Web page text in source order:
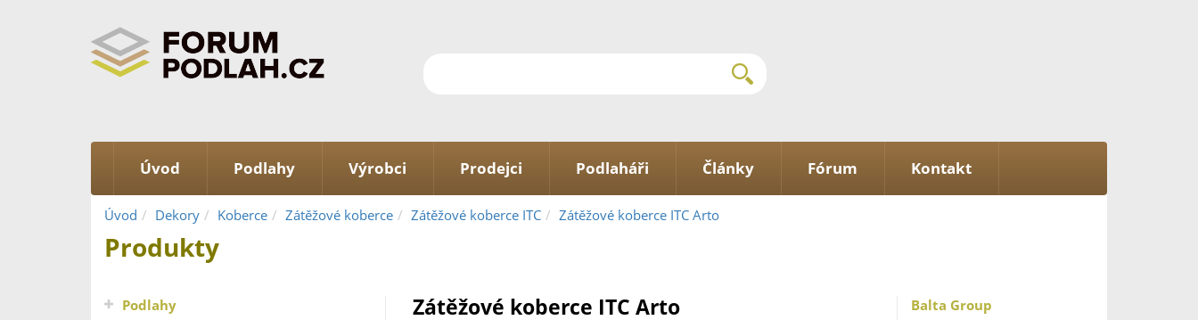
Úvod Podlahy Výrobci Prodejci Podlaháři Články Fórum Kontakt
Úvod Dekory Koberce Zátěžové koberce Zátěžové koberce ITC Zátěžové koberce ITC Arto
Produkty
Podlahy
Zátěžové koberce ITC Arto Balta Group